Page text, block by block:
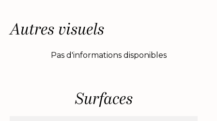
Autres visuels
Pas d'informations disponibles
Surfaces